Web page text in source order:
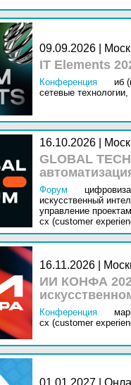
09.09.2026 |
IT Elements
Конференция иб
сетевые технологии,
16.10.2026 |
GLOBAL
Форум
искусственный
управление
cx (customer
16.11.2026 |
ИИ КОНФА
Конференция
cx (customer
01.01.2027 |